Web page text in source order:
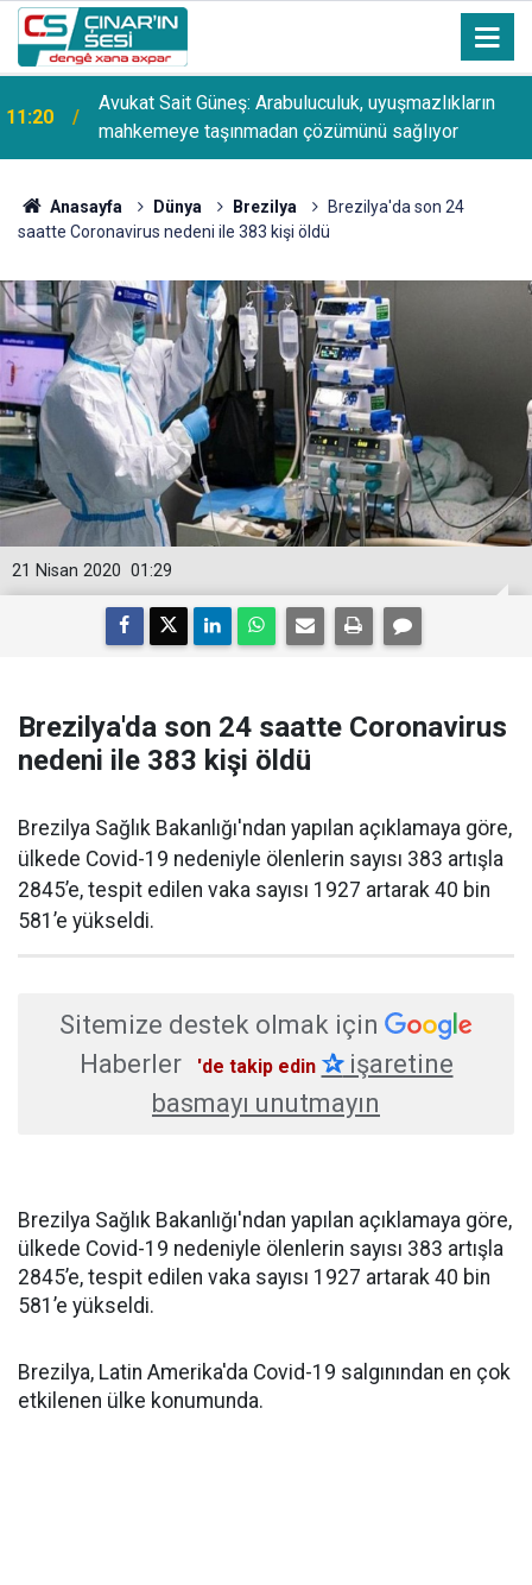
11:20
Avukat Sait Güneş: Arabuluculuk, uyuşmazlıkların
mahkemeye taşınmadan çözümünü sağlıyor
Anasayfa Dünya Brezilya
Brezilya'da son 24
saatte Coronavirus nedeni ile 383 kişi öldü
01:29
21 Nisan 2020
Brezilya'da son 24 saatte Coronavirus
nedeni ile 383 kişi öldü
Brezilya Sağlık Bakanlığı'ndan yapılan açıklamaya göre,
ülkede Covid-19 nedeniyle ölenlerin sayısı 383 artışla
2845’e, tespit edilen vaka sayısı 1927 artarak 40 bin
581’e yükseldi.
Sitemize destek olmak için
Haberler
'de takip edin ✰işaretine
basmayı unutmayın
Brezilya Sağlık Bakanlığı'ndan yapılan açıklamaya göre,
ülkede Covid-19 nedeniyle ölenlerin sayısı 383 artışla
2845’e, tespit edilen vaka sayısı 1927 artarak 40 bin
581’e yükseldi.
Brezilya, Latin Amerika'da Covid-19 salgınından en çok
etkilenen ülke konumunda.